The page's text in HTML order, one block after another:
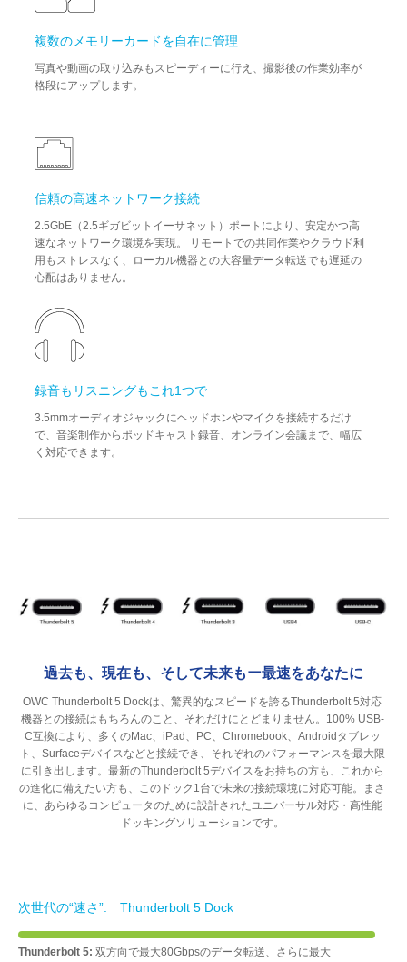
複数のメモリーカードを自在に管理
写真や動画の取り込みもスピーディーに行え、撮影後の作業効率が
格段にアップします。
信頼の高速ネットワーク接続
2.5GbE（2.5ギガビットイーサネット）ポートにより、安定かつ高
速なネットワーク環境を実現。 リモートでの共同作業やクラウド利
用もストレスなく、ローカル機器との大容量データ転送でも遅延の
心配はありません。
録音もリスニングもこれ1つで
3.5mmオーディオジャックにヘッドホンやマイクを接続するだけ
で、音楽制作からポッドキャスト録音、オンライン会議まで、幅広
く対応できます。
過去も、現在も、そして未来もー最速をあなたに
OWC Thunderbolt 5 Dockは、驚異的なスピードを誇るThunderbolt 5対応
機器との接続はもちろんのこと、それだけにとどまりません。100% USB-
C互換により、多くのMac、iPad、PC、Chromebook、Androidタブレッ
ト、Surfaceデバイスなどと接続でき、それぞれのパフォーマンスを最大限
に引き出します。最新のThunderbolt 5デバイスをお持ちの方も、これから
の進化に備えたい方も、このドック1台で未来の接続環境に対応可能。まさ
に、あらゆるコンピュータのために設計されたユニバーサル対応・高性能
ドッキングソリューションです。
次世代の“速さ”: Thunderbolt 5 Dock
Thunderbolt 5: 双方向で最大80Gbpsのデータ転送、さらに最大